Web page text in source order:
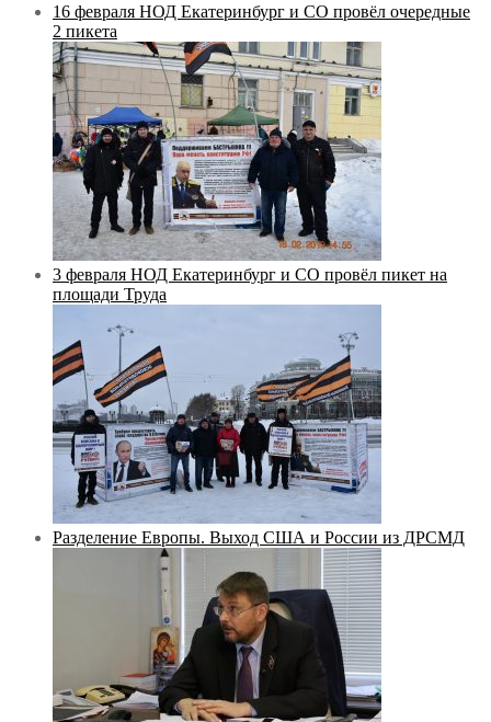
16 февраля НОД Екатеринбург и СО провёл очередные
2 пикета
3 февраля НОД Екатеринбург и СО провёл пикет на
площади Труда
Разделение Европы. Выход США и России из ДРСМД